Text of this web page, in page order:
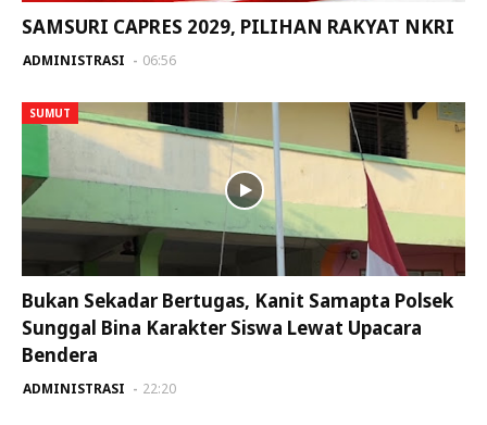
SAMSURI CAPRES 2029, PILIHAN RAKYAT NKRI
ADMINISTRASI 06:56
SUMUT
Bukan Sekadar Bertugas, Kanit Samapta Polsek
Sunggal Bina Karakter Siswa Lewat Upacara
Bendera
ADMINISTRASI 22:20